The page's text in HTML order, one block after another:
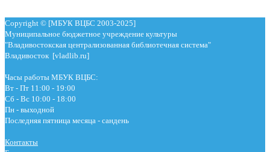
Copyright © [МБУК ВЦБС 2003-2025]
Муниципальное бюджетное учреждение культуры
"Владивостокская централизованная библиотечная система"
Владивосток [vladlib.ru]
Часы работы МБУК ВЦБС:
Вт - Пт 11:00 - 19:00
Сб - Вс 10:00 - 18:00
Пн - выходной
Последняя пятница месяца - сандень
Контакты